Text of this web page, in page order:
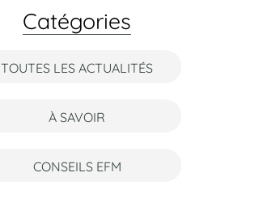
Catégories
TOUTES LES ACTUALITÉS
À SAVOIR
CONSEILS EFM